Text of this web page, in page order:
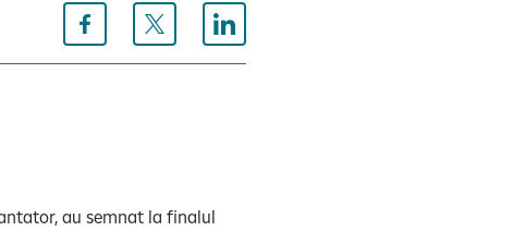
au semnat la finalul